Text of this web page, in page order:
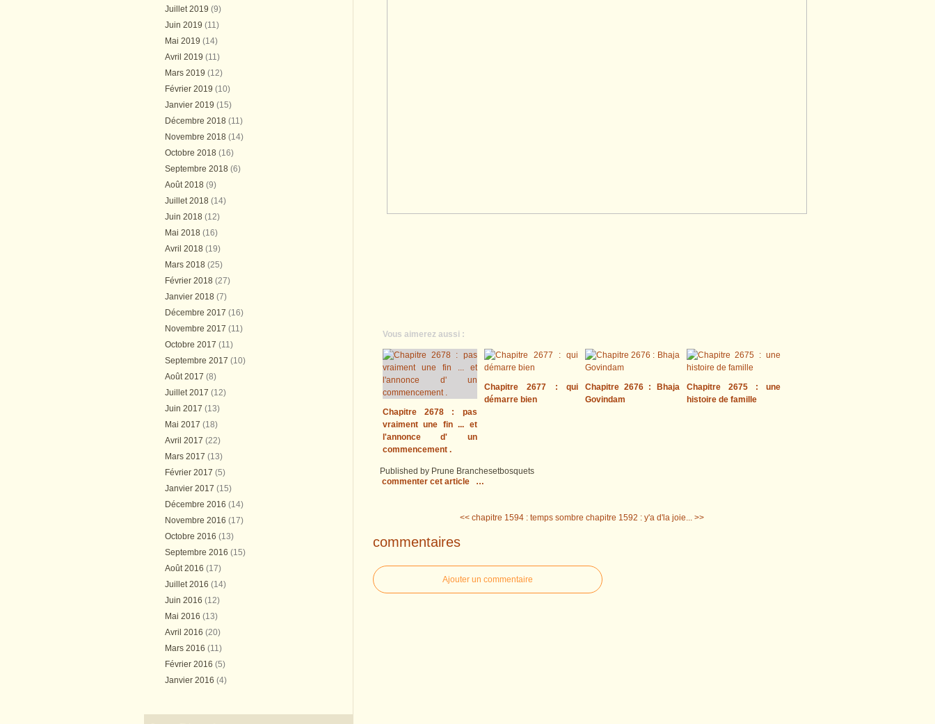
Juillet 2019 (9)
Juin 2019 (11)
Mai 2019 (14)
Avril 2019 (11)
Mars 2019 (12)
Février 2019 (10)
Janvier 2019 (15)
Décembre 2018 (11)
Novembre 2018 (14)
Octobre 2018 (16)
Septembre 2018 (6)
Août 2018 (9)
Juillet 2018 (14)
Juin 2018 (12)
Mai 2018 (16)
Avril 2018 (19)
Mars 2018 (25)
Février 2018 (27)
Janvier 2018 (7)
Décembre 2017 (16)
Novembre 2017 (11)
Octobre 2017 (11)
Septembre 2017 (10)
Août 2017 (8)
Juillet 2017 (12)
Juin 2017 (13)
Mai 2017 (18)
Avril 2017 (22)
Mars 2017 (13)
Février 2017 (5)
Janvier 2017 (15)
Décembre 2016 (14)
Novembre 2016 (17)
Octobre 2016 (13)
Septembre 2016 (15)
Août 2016 (17)
Juillet 2016 (14)
Juin 2016 (12)
Mai 2016 (13)
Avril 2016 (20)
Mars 2016 (11)
Février 2016 (5)
Janvier 2016 (4)
Vous aimerez aussi :
Chapitre 2678 : pas
vraiment une fin ... et
l'annonce d' un
commencement .
Chapitre 2677 : qui
démarre bien
Chapitre 2676 : Bhaja
Govindam
Chapitre 2675 : une
histoire de famille
Published by Prune Branchesetbosquets
commenter cet article
…
<< chapitre 1594 : temps sombre chapitre 1592 : y'a d'la joie... >>
commentaires
Ajouter un commentaire